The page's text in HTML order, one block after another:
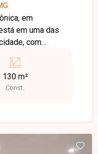
em
em uma das
com
o Pátio Sabiá,
escolas,
comércios e
residencial
130 m²
Const.